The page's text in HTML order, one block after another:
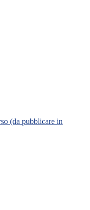
(da pubblicare in